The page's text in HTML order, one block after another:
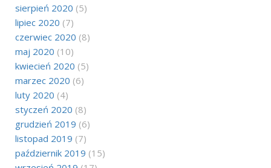
sierpień 2020 (5)
lipiec 2020 (7)
czerwiec 2020 (8)
maj 2020 (10)
kwiecień 2020 (5)
marzec 2020 (6)
luty 2020 (4)
styczeń 2020 (8)
grudzień 2019 (6)
listopad 2019 (7)
październik 2019 (15)